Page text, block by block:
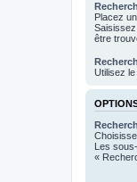
Placez un
être
Utilisez
Les
«